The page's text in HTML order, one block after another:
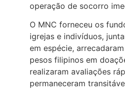
operação de socorro
O MNC forneceu os
igrejas e indivíduos,
em espécie,
pesos filipinos em
realizaram avaliações
permaneceram